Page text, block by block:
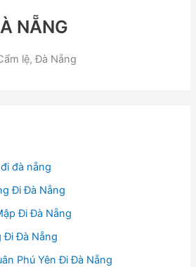
NẴNG
lệ, Đà Nẵng
đà nẵng
Đi Đà Nẵng
Đi Đà Nẵng
Đi Đà Nẵng
Phú Yên Đi Đà Nẵng